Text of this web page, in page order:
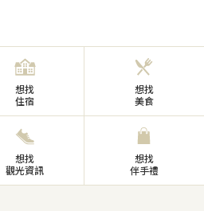
想找
住宿
想找
美食
想找
觀光資訊
想找
伴手禮